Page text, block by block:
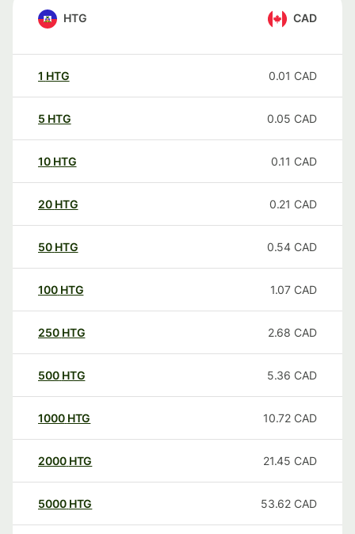
HTG CAD
1 HTG 0.01 CAD
5 HTG 0.05 CAD
10 HTG 0.11 CAD
20 HTG 0.21 CAD
50 HTG 0.54 CAD
100 HTG 1.07 CAD
250 HTG 2.68 CAD
500 HTG 5.36 CAD
1000 HTG 10.72 CAD
2000 HTG 21.45 CAD
5000 HTG 53.62 CAD